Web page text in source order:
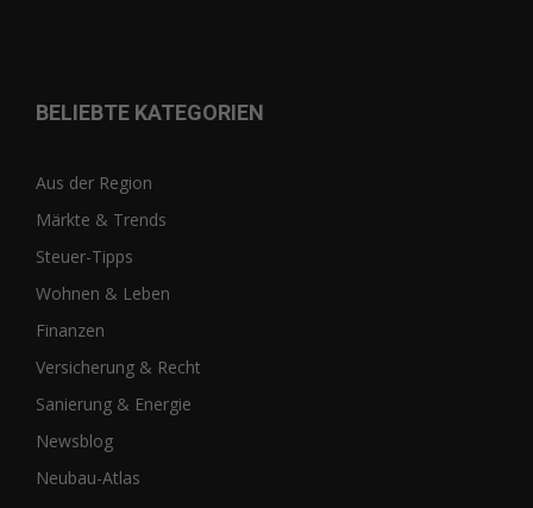
BELIEBTE KATEGORIEN
Aus der Region
Märkte & Trends
Steuer-Tipps
Wohnen & Leben
Finanzen
Versicherung & Recht
Sanierung & Energie
Newsblog
Neubau-Atlas